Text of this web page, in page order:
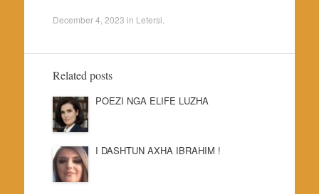
December 4, 2023 in Letersi
Related posts
POEZI NGA ELIFE LUZHA
I DASHTUN AXHA IBRAHIM !